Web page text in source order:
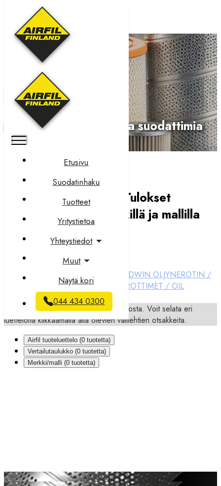
Etusivu
Suodatinhaku
Tuotteet
Yritystietoa
Yhteystiedot
Muut
Näytä kori
044 434 0300
Suodatinhaku
Monipuolinen valikoima suodattimia
Tulokset hakusanalla
Tulokset
merkillä
Tulokset merkillä ja mallilla
EROTIN / SEPARATOR
BALDWIN ÖLJYNEROTIN /
OIL SEPARATOR
HIFI ÖLJYNEROTTIMET / OIL
SEPARATOR
Hakusi palautti tuloksia useasta luettelosta. Voit selata eri
luetteloita klikkaamalla alla olevien välilehtien otsakkeita.
Airfil tuoteluettelo (0 tuotetta)
Vertailutaulukko (0 tuotetta)
Merkki/malli (0 tuotetta)